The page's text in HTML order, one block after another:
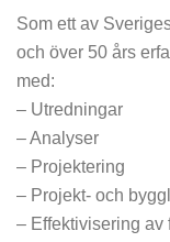
Som ett av
och över 50 års
med:
– Utredningar
– Analyser
– Projektering
– Projekt- och
– Effektivisering av